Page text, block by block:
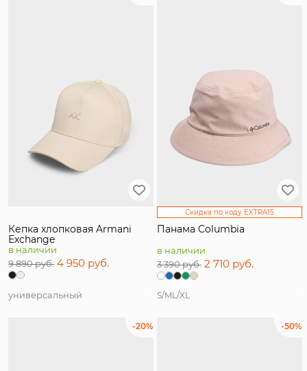
Кепка хлопковая Armani
Exchange
в наличии
9 890 руб. 4 950 руб.
универсальный
Скидка по коду EXTRA15
Панама Columbia
в наличии
3 390 руб. 2 710 руб.
S/ML/XL
-20% -50%